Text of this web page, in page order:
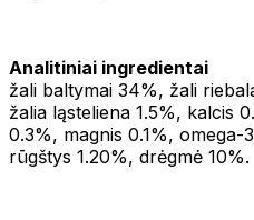
Analitiniai ingredientai
žali baltymai 34%, žali
žalia ląsteliena 1.5%, kalcis
0.3%, magnis 0.1%,
rūgštys 1.20%, drėgmė 10%.